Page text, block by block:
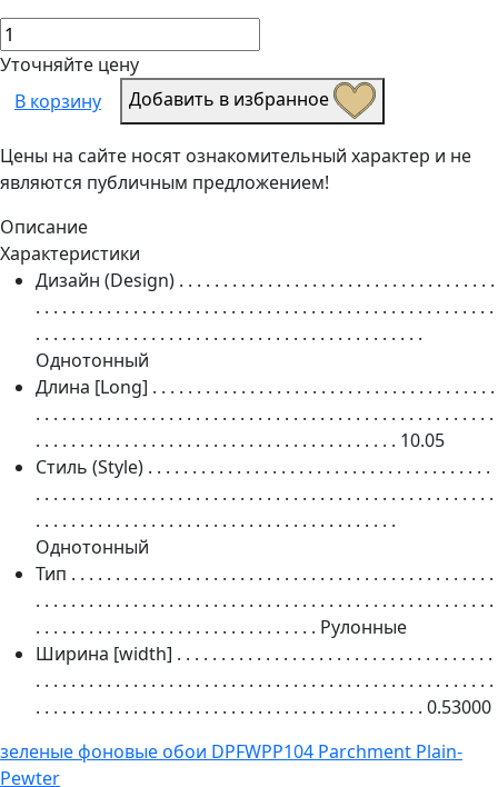
Уточняйте цену
В корзину
Добавить в избранное
Цены на сайте носят ознакомительный характер и не
являются публичным предложением!
Описание
Характеристики
Дизайн (Design) . . . . . . . . . . . . . . . . . . . . . . . . . . . . . . . . . . . .
. . . . . . . . . . . . . . . . . . . . . . . . . . . . . . . . . . . . . . . . . . . . . . . . . . . .
. . . . . . . . . . . . . . . . . . . . . . . . . . . . . . . . . . . . . . . . . . . .
Однотонный
Длина [Long] . . . . . . . . . . . . . . . . . . . . . . . . . . . . . . . . . . . . . . .
. . . . . . . . . . . . . . . . . . . . . . . . . . . . . . . . . . . . . . . . . . . . . . . . . . . .
. . . . . . . . . . . . . . . . . . . . . . . . . . . . . . . . . . . . . . . . . 10.05
Стиль (Style) . . . . . . . . . . . . . . . . . . . . . . . . . . . . . . . . . . . . . . .
. . . . . . . . . . . . . . . . . . . . . . . . . . . . . . . . . . . . . . . . . . . . . . . . . . . .
. . . . . . . . . . . . . . . . . . . . . . . . . . . . . . . . . . . . . . . . .
Однотонный
Тип . . . . . . . . . . . . . . . . . . . . . . . . . . . . . . . . . . . . . . . . . . . . . . . .
. . . . . . . . . . . . . . . . . . . . . . . . . . . . . . . . . . . . . . . . . . . . . . . . . . . .
. . . . . . . . . . . . . . . . . . . . . . . . . . . . . . . . Рулонные
Ширина [width] . . . . . . . . . . . . . . . . . . . . . . . . . . . . . . . . . . . .
. . . . . . . . . . . . . . . . . . . . . . . . . . . . . . . . . . . . . . . . . . . . . . . . . . . .
. . . . . . . . . . . . . . . . . . . . . . . . . . . . . . . . . . . . . . . . . . . . 0.53000
зеленые фоновые обои DPFWPP104 Parchment Plain-
Pewter